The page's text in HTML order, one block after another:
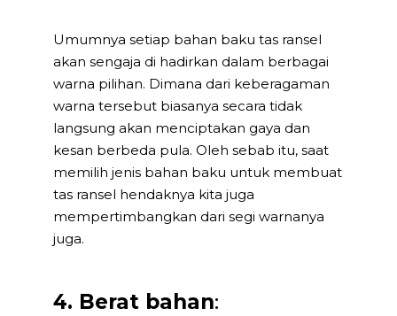
Umumnya setiap bahan baku tas ransel
akan sengaja di hadirkan dalam berbagai
warna pilihan. Dimana dari keberagaman
warna tersebut biasanya secara tidak
langsung akan menciptakan gaya dan
kesan berbeda pula. Oleh sebab itu, saat
memilih jenis bahan baku untuk membuat
tas ransel hendaknya kita juga
mempertimbangkan dari segi warnanya
juga.
4. Berat bahan: